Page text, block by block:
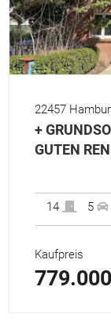
22457
+
GUTEN
14 5
Kaufpreis